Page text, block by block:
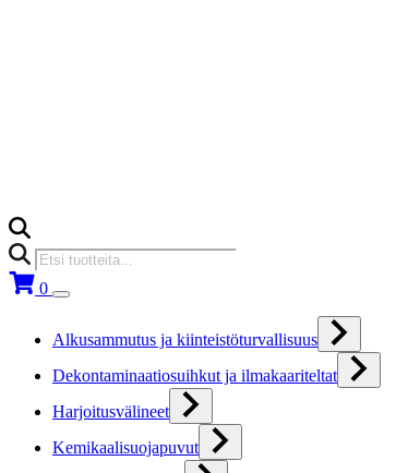
Products
search
0
Alkusammutus ja kiinteistöturvallisuus
Dekontaminaatiosuihkut ja ilmakaariteltat
Harjoitusvälineet
Kemikaalisuojapuvut